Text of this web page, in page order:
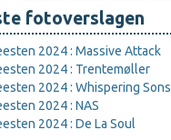
fotoverslagen
2024 : Massive Attack
2024 : Trentemøller
2024 : Whispering Sons
2024 : NAS
2024 : De La Soul